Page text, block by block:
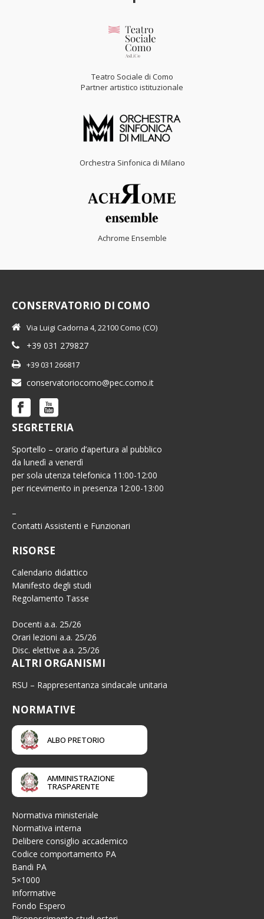
Teatro Sociale di Como
Partner artistico istituzionale
Orchestra Sinfonica di Milano
Achrome Ensemble
CONSERVATORIO DI COMO
Via Luigi Cadorna 4, 22100 Como (CO)
+39 031 279827
+39 031 266817
conservatoriocomo@pec.como.it
SEGRETERIA
Sportello – orario d’apertura al pubblico
da lunedì a venerdì
per sola utenza telefonica 11:00-12:00
per ricevimento in presenza 12:00-13:00
–
Contatti Assistenti e Funzionari
RISORSE
Calendario didattico
Manifesto degli studi
Regolamento Tasse
Docenti a.a. 25/26
Orari lezioni a.a. 25/26
Disc. elettive a.a. 25/26
ALTRI ORGANISMI
RSU – Rappresentanza sindacale unitaria
NORMATIVE
ALBO PRETORIO
AMMINISTRAZIONE
TRASPARENTE
Normativa ministeriale
Normativa interna
Delibere consiglio accademico
Codice comportamento PA
Bandi PA
5×1000
Informative
Fondo Espero